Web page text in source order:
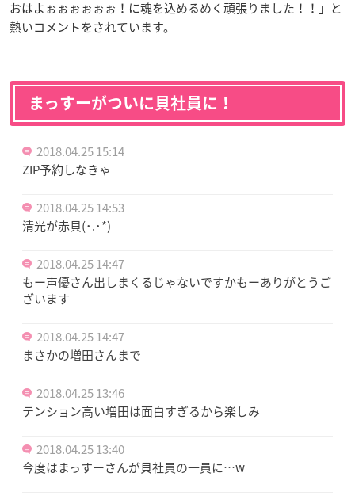
おはよぉぉぉぉぉぉ！に魂を込めるめく頑張りました！！」と
熱いコメントをされています。
まっすーがついに貝社員に！
2018.04.25 15:14
ZIP予約しなきゃ
2018.04.25 14:53
清光が赤貝(･.･*)
2018.04.25 14:47
もー声優さん出しまくるじゃないですかもーありがとうご
ざいます
2018.04.25 14:47
まさかの増田さんまで
2018.04.25 13:46
テンション高い増田は面白すぎるから楽しみ
2018.04.25 13:40
今度はまっすーさんが貝社員の一員に…w